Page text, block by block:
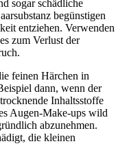
sogar schädliche
begünstigen
entziehen. Verwenden
zum Verlust der
feinen Härchen in
dann, wenn der
Inhaltsstoffe
Augen-Make-ups wild
abzunehmen.
die kleinen